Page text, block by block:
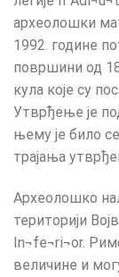
археолошки
1992. године
површини од
кула које су
Утврђење је
њему је било
трајања
Археолошко
територији
In¬fe¬ri¬or.
величине и